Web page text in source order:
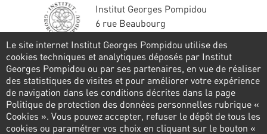
Institut Georges Pompidou
6 rue Beaubourg
Tél. : 01 44 78 41 22
Restons en contact
FORMULAIRE DE CONTACT
Suivez-nous
Le site internet Institut Georges Pompidou utilise des
cookies techniques et analytiques déposés par Institut
Georges Pompidou ou par ses partenaires, en vue de réaliser
des statistiques de visites et pour améliorer votre expérience
de navigation dans les conditions décrites dans la page
Politique de protection des données personnelles rubrique «
Cookies ». Vous pouvez accepter, refuser le dépôt de tous les
cookies ou paramétrer vos choix en cliquant sur le bouton «